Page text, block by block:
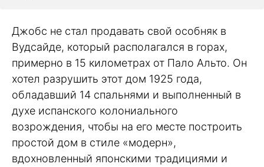
Джобс не стал продавать свой особняк в
Вудсайде, который располагался в горах,
примерно в 15 километрах от Пало Альто. Он
хотел разрушить этот дом 1925 года,
обладавший 14 спальнями и выполненный в
духе испанского колониального
возрождения, чтобы на его месте построить
простой дом в стиле «модерн»,
вдохновленный японскими традициями и